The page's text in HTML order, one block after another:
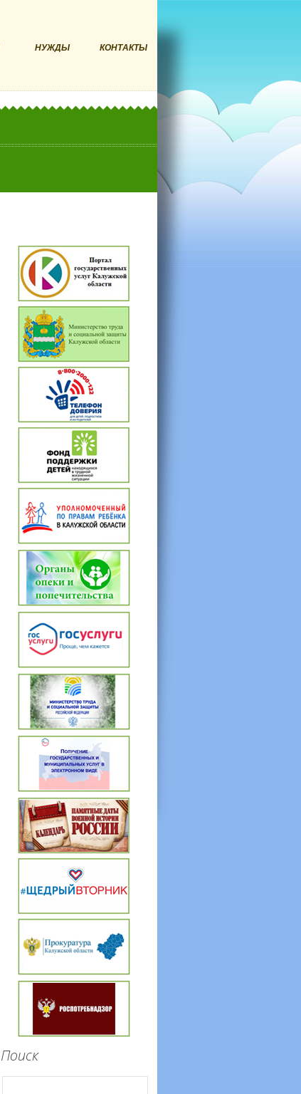
НУЖДЫ КОНТАКТЫ
Поиск